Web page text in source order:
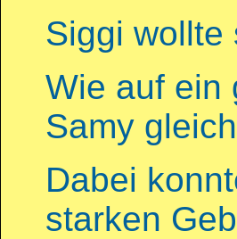
Siggi wollte
Wie auf ein
Samy
Dabei
starken